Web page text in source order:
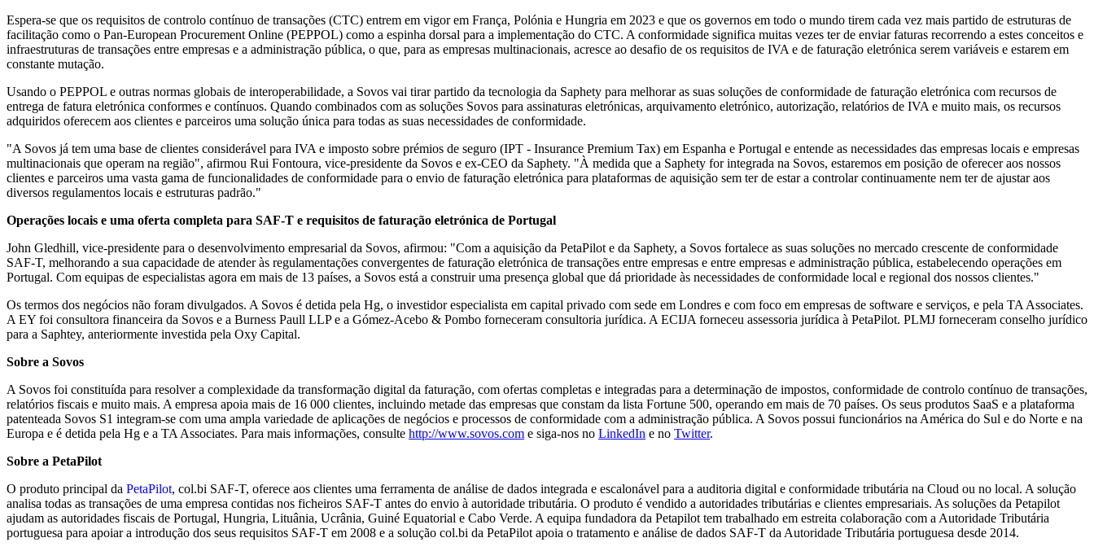
Espera-se que os requisitos de controlo contínuo de transações (CTC) entrem em vigor em França, Polónia e Hungria em 2023 e que os governos em todo o mundo tirem cada vez mais partido de estruturas de
facilitação como o Pan-European Procurement Online (PEPPOL) como a espinha dorsal para a implementação do CTC. A conformidade significa muitas vezes ter de enviar faturas recorrendo a estes conceitos e
infraestruturas de transações entre empresas e a administração pública, o que, para as empresas multinacionais, acresce ao desafio de os requisitos de IVA e de faturação eletrónica serem variáveis e estarem em
constante mutação.
Usando o PEPPOL e outras normas globais de interoperabilidade, a Sovos vai tirar partido da tecnologia da Saphety para melhorar as suas soluções de conformidade de faturação eletrónica com recursos de
entrega de fatura eletrónica conformes e contínuos. Quando combinados com as soluções Sovos para assinaturas eletrónicas, arquivamento eletrónico, autorização, relatórios de IVA e muito mais, os recursos
adquiridos oferecem aos clientes e parceiros uma solução única para todas as suas necessidades de conformidade.
"A Sovos já tem uma base de clientes considerável para IVA e imposto sobre prémios de seguro (IPT - Insurance Premium Tax) em Espanha e Portugal e entende as necessidades das empresas locais e empresas
multinacionais que operam na região", afirmou Rui Fontoura, vice-presidente da Sovos e ex-CEO da Saphety. "À medida que a Saphety for integrada na Sovos, estaremos em posição de oferecer aos nossos
clientes e parceiros uma vasta gama de funcionalidades de conformidade para o envio de faturação eletrónica para plataformas de aquisição sem ter de estar a controlar continuamente nem ter de ajustar aos
diversos regulamentos locais e estruturas padrão."
Operações locais e uma oferta completa para SAF-T e requisitos de faturação eletrónica de Portugal
John Gledhill, vice-presidente para o desenvolvimento empresarial da Sovos, afirmou: "Com a aquisição da PetaPilot e da Saphety, a Sovos fortalece as suas soluções no mercado crescente de conformidade
SAF-T, melhorando a sua capacidade de atender às regulamentações convergentes de faturação eletrónica de transações entre empresas e entre empresas e administração pública, estabelecendo operações em
Portugal. Com equipas de especialistas agora em mais de 13 países, a Sovos está a construir uma presença global que dá prioridade às necessidades de conformidade local e regional dos nossos clientes."
Os termos dos negócios não foram divulgados. A Sovos é detida pela Hg, o investidor especialista em capital privado com sede em Londres e com foco em empresas de software e serviços, e pela TA Associates.
A EY foi consultora financeira da Sovos e a Burness Paull LLP e a Gómez-Acebo & Pombo forneceram consultoria jurídica. A ECIJA forneceu assessoria jurídica à PetaPilot. PLMJ forneceram conselho jurídico
para a Saphtey, anteriormente investida pela Oxy Capital.
Sobre a Sovos
A Sovos foi constituída para resolver a complexidade da transformação digital da faturação, com ofertas completas e integradas para a determinação de impostos, conformidade de controlo contínuo de transações,
relatórios fiscais e muito mais. A empresa apoia mais de 16 000 clientes, incluindo metade das empresas que constam da lista Fortune 500, operando em mais de 70 países. Os seus produtos SaaS e a plataforma
patenteada Sovos S1 integram-se com uma ampla variedade de aplicações de negócios e processos de conformidade com a administração pública. A Sovos possui funcionários na América do Sul e do Norte e na
Europa e é detida pela Hg e a TA Associates. Para mais informações, consulte http://www.sovos.com e siga-nos no LinkedIn e no Twitter.
Sobre a PetaPilot
O produto principal da PetaPilot, col.bi SAF-T, oferece aos clientes uma ferramenta de análise de dados integrada e escalonável para a auditoria digital e conformidade tributária na Cloud ou no local. A solução
analisa todas as transações de uma empresa contidas nos ficheiros SAF-T antes do envio à autoridade tributária. O produto é vendido a autoridades tributárias e clientes empresariais. As soluções da Petapilot
ajudam as autoridades fiscais de Portugal, Hungria, Lituânia, Ucrânia, Guiné Equatorial e Cabo Verde. A equipa fundadora da Petapilot tem trabalhado em estreita colaboração com a Autoridade Tributária
portuguesa para apoiar a introdução dos seus requisitos SAF-T em 2008 e a solução col.bi da PetaPilot apoia o tratamento e análise de dados SAF-T da Autoridade Tributária portuguesa desde 2014.